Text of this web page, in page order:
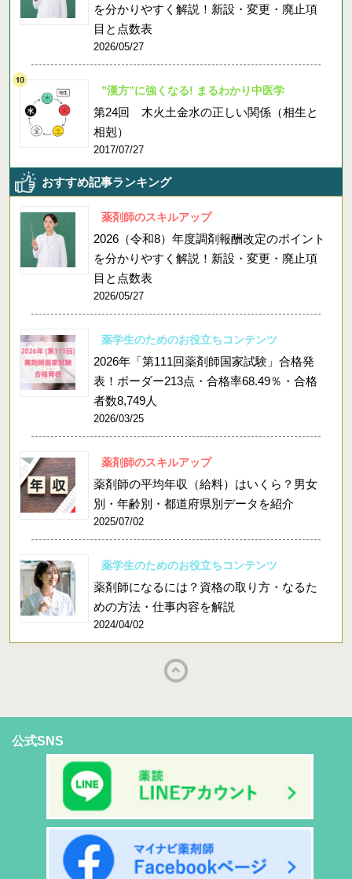
を分かりやすく解説！新設・変更・廃止項
目と点数表
2026/05/27
”漢方”に強くなる! まるわかり中医学
第24回 木火土金水の正しい関係（相生と
相剋）
2017/07/27
おすすめ記事ランキング
薬剤師のスキルアップ
2026（令和8）年度調剤報酬改定のポイント
を分かりやすく解説！新設・変更・廃止項
目と点数表
2026/05/27
薬学生のためのお役立ちコンテンツ
2026年「第111回薬剤師国家試験」合格発
表！ボーダー213点・合格率68.49％・合格
者数8,749人
2026/03/25
薬剤師のスキルアップ
薬剤師の平均年収（給料）はいくら？男女
別・年齢別・都道府県別データを紹介
2025/07/02
薬学生のためのお役立ちコンテンツ
薬剤師になるには？資格の取り方・なるた
めの方法・仕事内容を解説
2024/04/02
公式SNS